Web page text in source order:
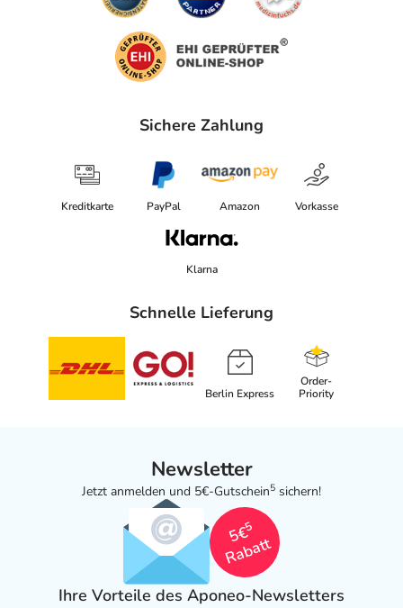
Sichere Zahlung
Kreditkarte PayPal Amazon Vorkasse
Klarna
Schnelle Lieferung
Berlin Express
Order-
Priority
Newsletter
Jetzt anmelden und 5€-Gutschein5 sichern!
5€
5
Rabatt
Ihre Vorteile des Aponeo-Newsletters